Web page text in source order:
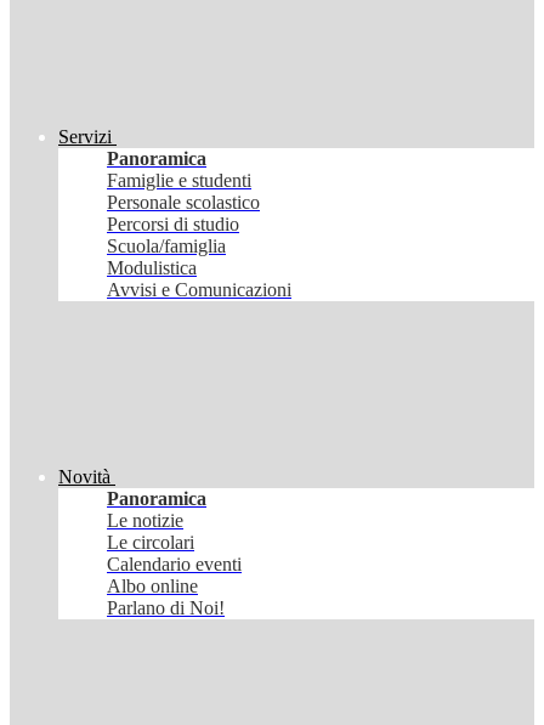
Servizi
Panoramica
Famiglie e studenti
Personale scolastico
Percorsi di studio
Scuola/famiglia
Modulistica
Avvisi e Comunicazioni
Novità
Panoramica
Le notizie
Le circolari
Calendario eventi
Albo online
Parlano di Noi!